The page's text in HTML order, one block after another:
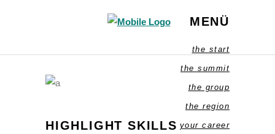
MENÜ
the start
the summit
the group
the region
your career
HIGHLIGHT SKILLS